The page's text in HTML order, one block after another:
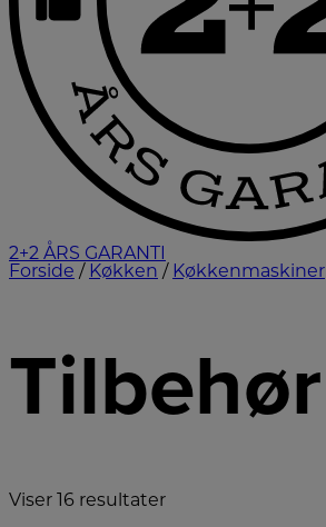
2+2 ÅRS GARANTI
Forside / Køkken / Køkkenmaskiner
Tilbehør
Viser 16 resultater